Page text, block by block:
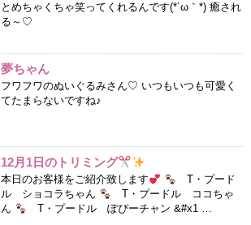
とめちゃくちゃ笑ってくれるんです(*´ω｀*) 癒され
る～♡
夢ちゃん
フワフワのぬいぐるみさん♡ いつもいつも可愛く
てたまらないですね♪
12月1日のトリミング
本日のお客様をご紹介致します
T・プード
ル ショコラちゃん
T・プードル ココちゃ
ん
T・プードル ぽぴーチャン &#x1 …